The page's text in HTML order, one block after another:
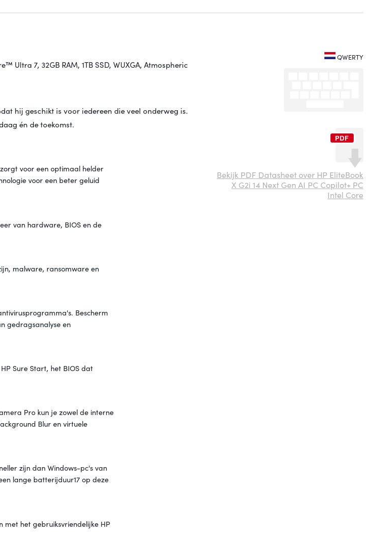
Ultra 7, 32GB RAM, 1TB SSD, WUXGA, Atmospheric
hij geschikt is voor iedereen die veel onderweg is.
én de toekomst.
voor een optimaal helder
voor een beter geluid
van hardware, BIOS en de
malware, ransomware en
Bescherm
gedragsanalyse en
Sure Start, het BIOS dat
Pro kun je zowel de interne
Blur en virtuele
zijn dan Windows-pc's van
lange batterijduur17 op deze
het gebruiksvriendelijke HP
QWERTY
Bekijk PDF Datasheet over HP EliteBook
X G2i 14 Next Gen AI PC Copilot+ PC
Intel Core